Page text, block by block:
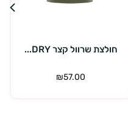
חולצת שרוול קצר DRY...
₪57.00